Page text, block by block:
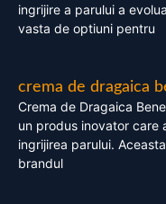
ingrijire a parului a
vasta de optiuni pentru
crema de dragaica
Crema de Dragaica
un produs inovator care
ingrijirea parului.
brandul